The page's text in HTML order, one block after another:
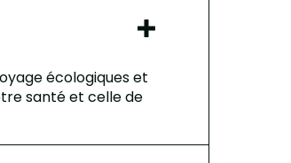
écologiques et
santé et celle de